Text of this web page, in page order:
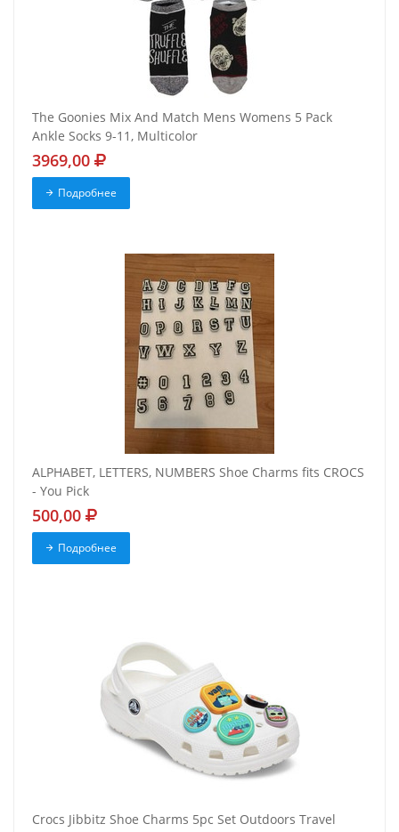
The Goonies Mix And Match Mens Womens 5 Pack
Ankle Socks 9-11, Multicolor
3969,00
Подробнее
ALPHABET, LETTERS, NUMBERS Shoe Charms fits CROCS
- You Pick
500,00
Подробнее
Crocs Jibbitz Shoe Charms 5pc Set Outdoors Travel